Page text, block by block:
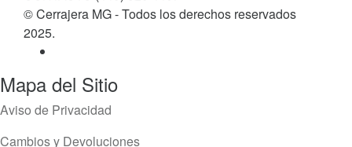
© Cerrajera MG - Todos los derechos reservados
2025.
Mapa del Sitio
Aviso de Privacidad
Cambios y Devoluciones